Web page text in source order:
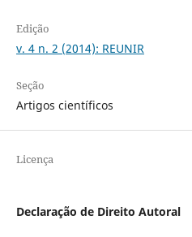
Edição
v. 4 n. 2 (2014): REUNIR
Seção
Artigos científicos
Licença
Declaração de Direito Autoral